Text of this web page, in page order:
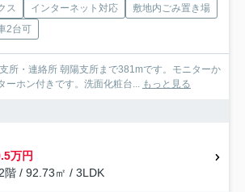
ス インターネット対応
敷地内ごみ置き場
2台可
所・連絡所 朝陽支所まで381mです。モニターか
ーホン付きです。洗面化粧台...
もっと見る
万円
階 / 92.73㎡ / 3LDK